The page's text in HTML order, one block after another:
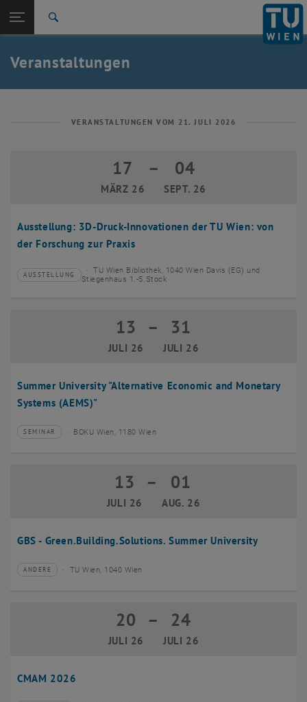
TU Login
Quicklinks
Quicklinks-Menü umschalten
Studium
Karriere
Zurück: Subseiten von Aktuelles auflisten
Aktuelles
Veranstaltungen
VERANSTALTUNGEN VOM 21. JULI 2026
Ausstellung: 3D-Druck-Innovationen der TU Wien: von
der Forschung zur Praxis
17
MÄRZ 26
17 März 2026 bis 04 September 2026
– 04
SEPT. 26
Veranstaltungstyp:
AUSSTELLUNG
Veranstaltungsort:
TU Wien Bibliothek, 1040 Wien Davis (EG) und
Stiegenhaus 1.-5.Stock
Summer University "Alternative Economic and Monetary
Systems (AEMS)"
13
JULI 26
13 Juli 2026 bis 31 Juli 2026
– 31
JULI 26
Veranstaltungstyp:
SEMINAR
Veranstaltungsort:BOKU Wien, 1180 Wien
GBS - Green.Building.Solutions. Summer University
13
JULI 26
13 Juli 2026 bis 01 August 2026
– 01
AUG. 26
Veranstaltungstyp:
ANDERE
Veranstaltungsort:TU Wien, 1040 Wien
CMAM 2026
20
JULI 26
20 Juli 2026 bis 24 Juli 2026
– 24
JULI 26